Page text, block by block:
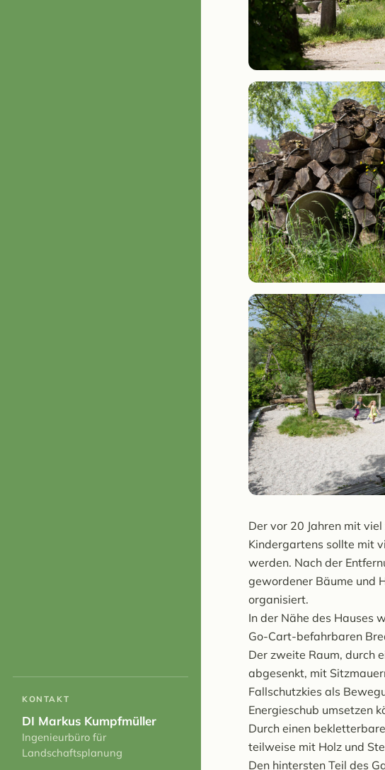
KONTAKT
DI Markus Kumpfmüller
Ingenieurbüro für
Landschaftsplanung
Der vor 20 Jahren mit
Kindergartens sollte mit
werden. Nach der
gewordener Bäume und
organisiert.
In der Nähe des Hauses
Go-Cart-befahrbaren
Der zweite Raum, durch
abgesenkt, mit
Fallschutzkies als
Energieschub umsetzen
Durch einen
teilweise mit Holz und
Den hintersten Teil des